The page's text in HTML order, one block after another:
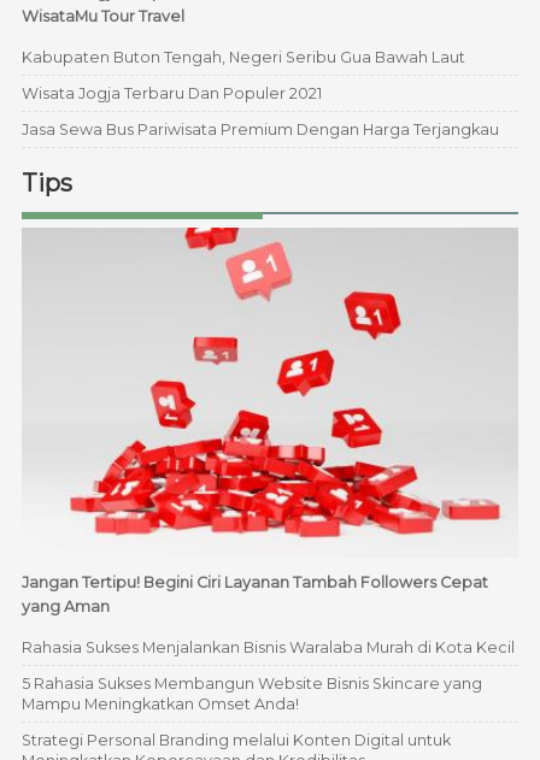
WisataMu Tour Travel
Kabupaten Buton Tengah, Negeri Seribu Gua Bawah Laut
Wisata Jogja Terbaru Dan Populer 2021
Jasa Sewa Bus Pariwisata Premium Dengan Harga Terjangkau
Tips
Jangan Tertipu! Begini Ciri Layanan Tambah Followers Cepat
yang Aman
Rahasia Sukses Menjalankan Bisnis Waralaba Murah di Kota Kecil
5 Rahasia Sukses Membangun Website Bisnis Skincare yang
Mampu Meningkatkan Omset Anda!
Strategi Personal Branding melalui Konten Digital untuk